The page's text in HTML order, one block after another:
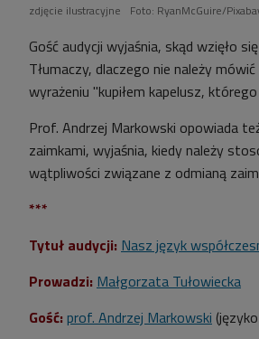
zdjęcie ilustracyjne Foto: RyanMcGuire/
Gość audycji wyjaśnia, skąd wzięło
Tłumaczy, dlaczego nie należy
wyrażeniu "kupiłem kapelusz, którego
Prof. Andrzej Markowski opowiada
zaimkami, wyjaśnia, kiedy należy
wątpliwości związane z odmianą
***
Tytuł audycji: Nasz język
Prowadzi: Małgorzata Tułowiecka
Gość: prof. Andrzej Markowski